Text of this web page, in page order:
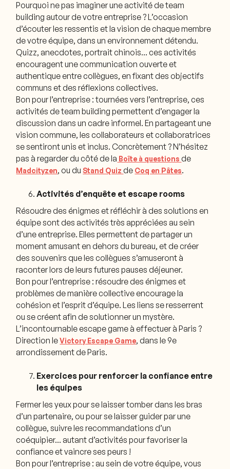
Pourquoi ne pas imaginer une activité de team
building autour de votre entreprise ? L’occasion
d’écouter les ressentis et la vision de chaque membre
de votre équipe, dans un environnement détendu.
Quizz, anecdotes, portrait chinois… ces activités
encouragent une communication ouverte et
authentique entre collègues, en fixant des objectifs
communs et des réflexions collectives.
Bon pour l’entreprise : tournées vers l’entreprise, ces
activités de team building permettent d’engager la
discussion dans un cadre informel. En partageant une
vision commune, les collaborateurs et collaboratrices
se sentiront unis et inclus. Concrètement ? N’hésitez
pas à regarder du côté de la Boîte à questionsde
Madcityzen, ou du Stand Quizde Coq en Pâtes.
Activités d’enquête et escape rooms
Résoudre des énigmes et réfléchir à des solutions en
équipe sont des activités très appréciées au sein
d’une entreprise. Elles permettent de partager un
moment amusant en dehors du bureau, et de créer
des souvenirs que les collègues s’amuseront à
raconter lors de leurs futures pauses déjeuner.
Bon pour l’entreprise : résoudre des énigmes et
problèmes de manière collective encourage la
cohésion et l’esprit d’équipe. Les liens se resserrent
ou se créent afin de solutionner un mystère.
L’incontournable escape game à effectuer à Paris ?
Direction leVictory Escape Game, dans le 9e
arrondissement de Paris.
Exercices pour renforcer la confiance entre
les équipes
Fermer les yeux pour se laisser tomber dans les bras
d’un partenaire, ou pour se laisser guider par une
collègue, suivre les recommandations d’un
coéquipier… autant d’activités pour favoriser la
confiance et vaincre ses peurs !
Bon pour l’entreprise : au sein de votre équipe, vous